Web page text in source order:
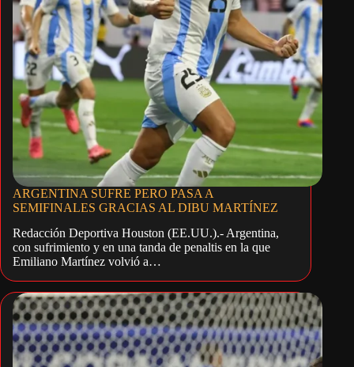
ARGENTINA SUFRE PERO PASA A
SEMIFINALES GRACIAS AL DIBU MARTÍNEZ
Redacción Deportiva Houston (EE.UU.).- Argentina,
con sufrimiento y en una tanda de penaltis en la que
Emiliano Martínez volvió a…